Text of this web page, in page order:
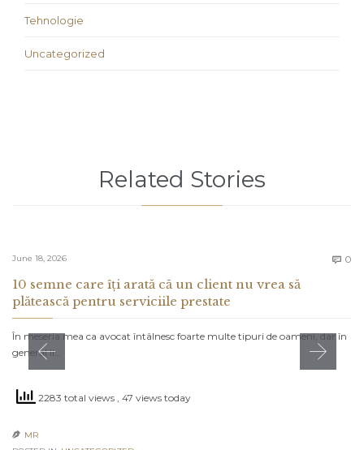
Tehnologie
Uncategorized
Related Stories
June 18, 2026  0
10 semne care îți arată că un client nu vrea să
plătească pentru serviciile prestate
În meseria mea ca avocat întâlnesc foarte multe tipuri de oameni, dar în
general îi…
2283 total views , 47 views today
 MR